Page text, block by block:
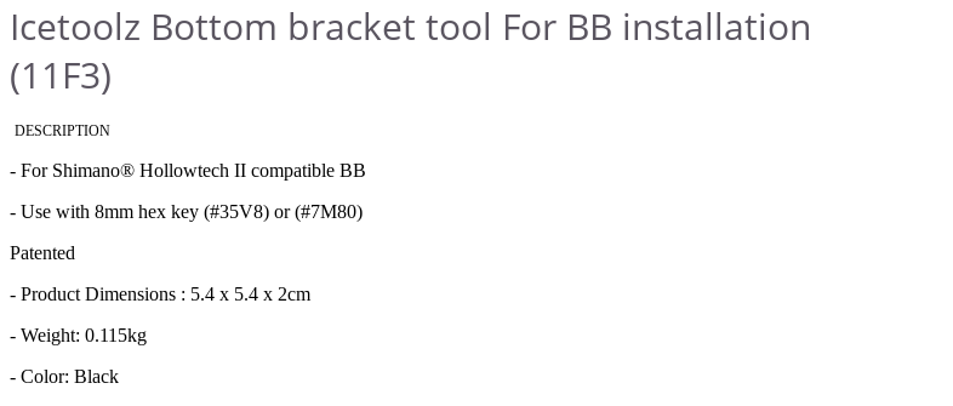
Icetoolz Bottom bracket tool For BB installation
(11F3)
DESCRIPTION
- For Shimano® Hollowtech II compatible BB
- Use with 8mm hex key (#35V8) or (#7M80)
Patented
- Product Dimensions : 5.4 x 5.4 x 2cm
- Weight: 0.115kg
- Color: Black